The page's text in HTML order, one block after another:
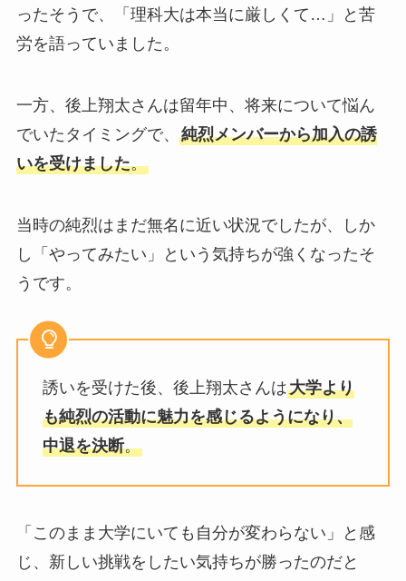
ったそうで、「理科大は本当に厳しくて…」と苦
労を語っていました。
一方、後上翔太さんは留年中、将来について悩ん
でいたタイミングで、 純烈メンバーから加入の誘
いを受けました。
当時の純烈はまだ無名に近い状況でしたが、しか
し「やってみたい」という気持ちが強くなったそ
うです。
誘いを受けた後、後上翔太さんは大学より
も純烈の活動に魅力を感じるようになり、
中退を決断。
「このまま大学にいても自分が変わらない」と感
じ、新しい挑戦をしたい気持ちが勝ったのだと